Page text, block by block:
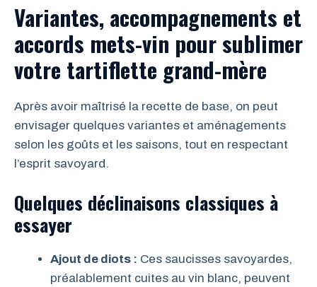
Variantes, accompagnements et
accords mets-vin pour sublimer
votre tartiflette grand-mère
Après avoir maîtrisé la recette de base, on peut
envisager quelques variantes et aménagements
selon les goûts et les saisons, tout en respectant
l’esprit savoyard.
Quelques déclinaisons classiques à
essayer
Ajout de diots : Ces saucisses savoyardes,
préalablement cuites au vin blanc, peuvent